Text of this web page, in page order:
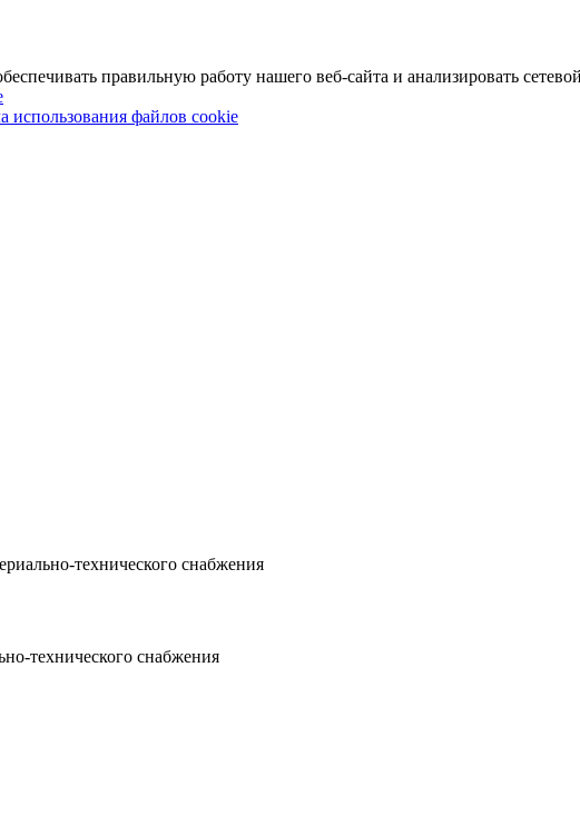
правильную работу нашего веб-сайта и анализировать
использования файлов cookie
технического снабжения
технического снабжения